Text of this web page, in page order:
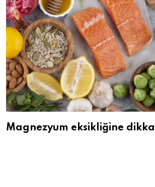
Magnezyum eksikliğine